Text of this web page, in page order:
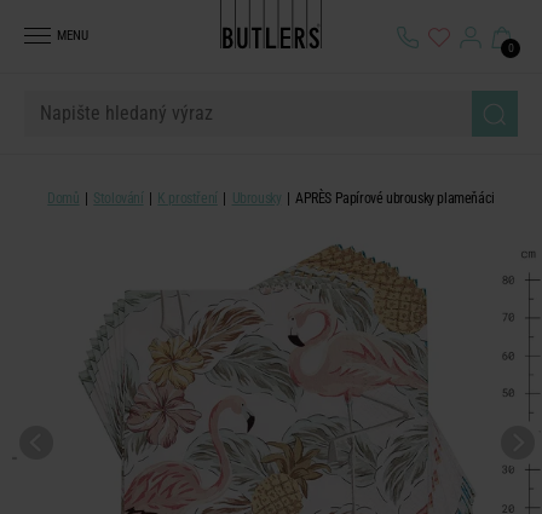
MENU
0
Domů Stolování K prostření Ubrousky APRÈS Papírové ubrousky plameňáci